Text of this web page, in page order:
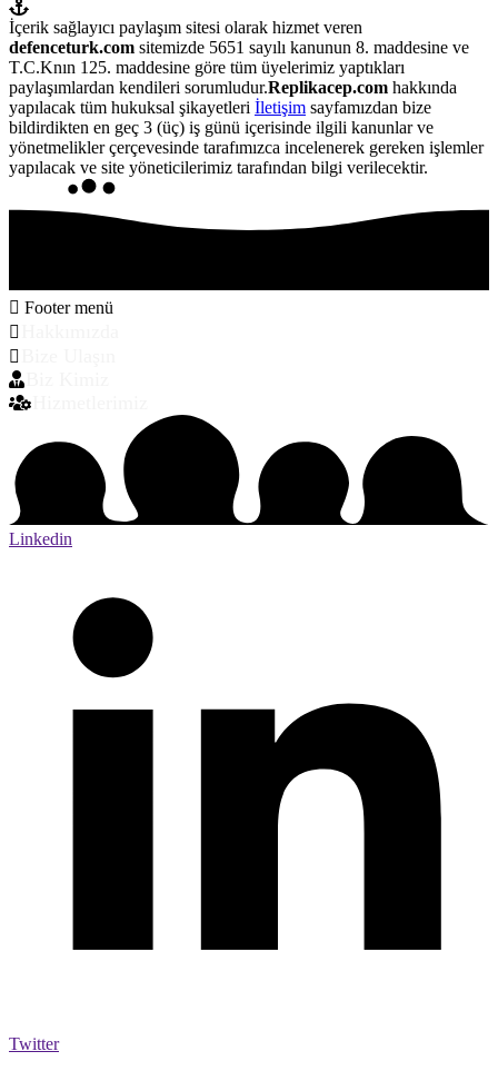
İçerik sağlayıcı paylaşım sitesi olarak hizmet veren
defenceturk.com sitemizde 5651 sayılı kanunun 8. maddesine ve
T.C.Knın 125. maddesine göre tüm üyelerimiz yaptıkları
paylaşımlardan kendileri sorumludur.Replikacep.com hakkında
yapılacak tüm hukuksal şikayetleri İletişim sayfamızdan bize
bildirdikten en geç 3 (üç) iş günü içerisinde ilgili kanunlar ve
yönetmelikler çerçevesinde tarafımızca incelenerek gereken işlemler
yapılacak ve site yöneticilerimiz tarafından bilgi verilecektir.
Footer menü
Linkedin
Twitter